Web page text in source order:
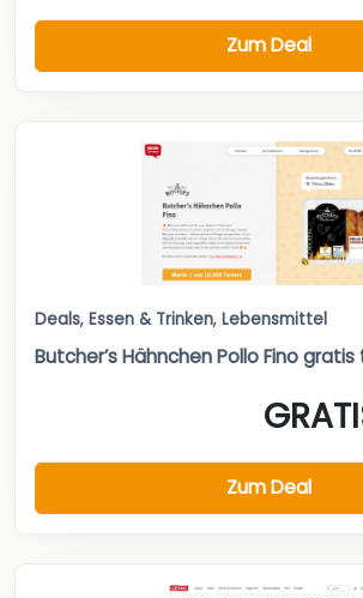
Zum Deal
Deals, Essen & Trinken, Lebensmittel
Butcher’s Hähnchen Pollo Fino
Zum Deal